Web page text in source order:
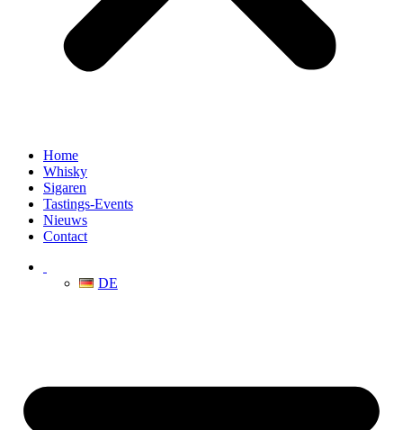
Home
Whisky
Sigaren
Tastings-Events
Nieuws
Contact
DE